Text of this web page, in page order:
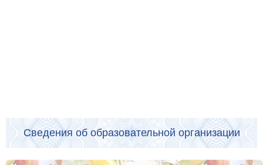
Сведения об образовательной организации